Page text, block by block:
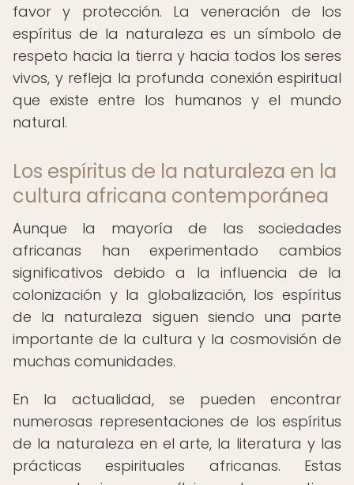
favor y protección. La veneración de los
espíritus de la naturaleza es un símbolo de
respeto hacia la tierra y hacia todos los seres
vivos, y refleja la profunda conexión espiritual
que existe entre los humanos y el mundo
natural.
Los espíritus de la naturaleza en la
cultura africana contemporánea
Aunque la mayoría de las sociedades
africanas han experimentado cambios
significativos debido a la influencia de la
colonización y la globalización, los espíritus
de la naturaleza siguen siendo una parte
importante de la cultura y la cosmovisión de
muchas comunidades.
En la actualidad, se pueden encontrar
numerosas representaciones de los espíritus
de la naturaleza en el arte, la literatura y las
prácticas espirituales africanas. Estas